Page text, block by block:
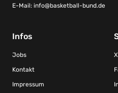
E-Mail: info@basketball-bund.de
Infos
Jobs
Kontakt
Impressum